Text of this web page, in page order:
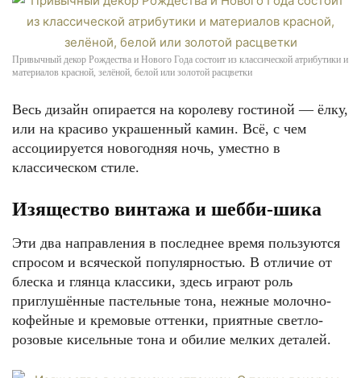
Привычный декор Рождества и Нового Года состоит из классической атрибутики и
материалов красной, зелёной, белой или золотой расцветки
Весь дизайн опирается на королеву гостиной — ёлку,
или на красиво украшенный камин. Всё, с чем
ассоциируется новогодняя ночь, уместно в
классическом стиле.
Изящество винтажа и шебби-шика
Эти два направления в последнее время пользуются
спросом и всяческой популярностью. В отличие от
блеска и глянца классики, здесь играют роль
приглушённые пастельные тона, нежные молочно-
кофейные и кремовые оттенки, приятные светло-
розовые кисельные тона и обилие мелких деталей.